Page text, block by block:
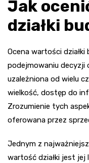
Jak
działki
Ocena wartości
podejmowaniu decyzji
uzależniona od wielu
wielkość, dostęp do
Zrozumienie tych
oferowana przez
Jednym z
wartość działki jest jej